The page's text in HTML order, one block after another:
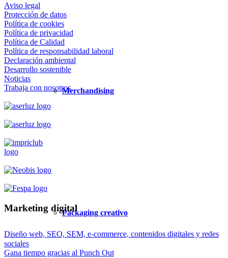
Merchandising
Packaging creativo
Aviso legal
Protección de datos
Política de cookies
Política de privacidad
Política de Calidad
Política de responsabilidad laboral
Declaración ambiental
Desarrollo sostenible
Noticias
Trabaja con nosotros
Marketing digital
Diseño web, SEO, SEM, e-commerce, contenidos digitales y redes
sociales
Gana tiempo gracias al Punch Out